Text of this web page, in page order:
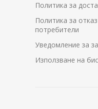
Политика за
Политика за
потребители
Уведомление за
Използване на